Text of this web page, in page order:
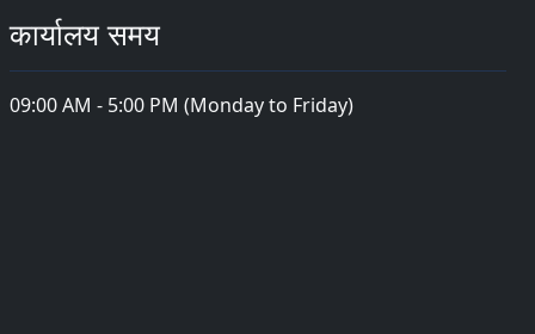
कार्यालय समय
09:00 AM - 5:00 PM (Monday to Friday)